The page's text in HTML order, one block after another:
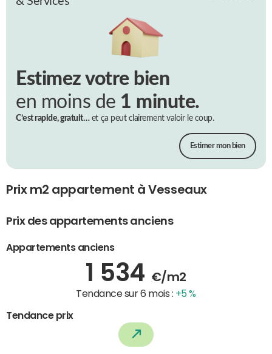
Estimez votre bien
en moins de 1 minute.
C’est rapide, gratuit…et ça peut clairement valoir le coup.
Estimer mon bien
Prix m2 appartement à Vesseaux
Prix des appartements anciens
Appartements anciens
1 534 €/m2
Tendance sur 6 mois : +5 %
Tendance prix